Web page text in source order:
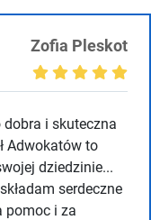
Zofia Pleskot
dobra i skuteczna
Adwokatów to
dziedzinie...
serdeczne
pomoc i za